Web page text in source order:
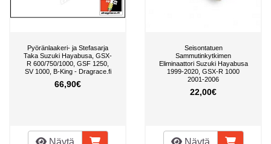
Pyöränlaakeri- ja Stefasarja
Taka Suzuki Hayabusa, GSX-
R 600/750/1000, GSF 1250,
SV 1000, B-King - Dragrace.fi
66,90€
Näytä
Seisontatuen
Sammutinkytkimen
Eliminaattori Suzuki Hayabusa
1999-2020, GSX-R 1000
2001-2006
22,00€
Näytä